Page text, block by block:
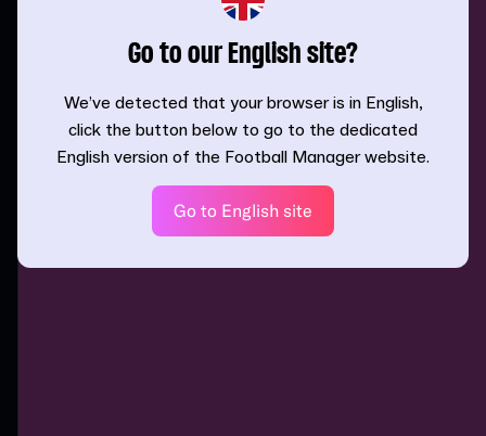
Go to our English site?
We’ve detected that your browser is in English,
click the button below to go to the dedicated
English version of the Football Manager website.
Go to English site